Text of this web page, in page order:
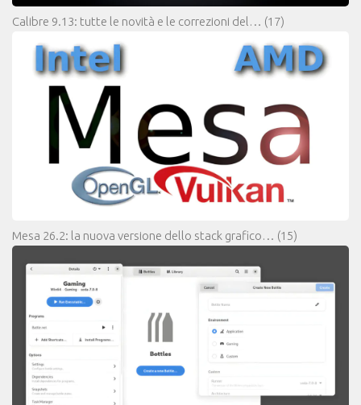
Calibre 9.13: tutte le novità e le correzioni del… (17)
Mesa 26.2: la nuova versione dello stack grafico… (15)